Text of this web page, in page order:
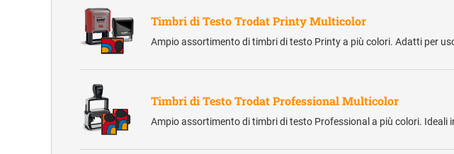
Timbri di Testo Trodat Printy Multicolor
Ampio assortimento di timbri di testo Printy a più colori. Adatti per
Timbri di Testo Trodat Professional Multicolor
Ampio assortimento di timbri di testo Professional a più colori. Ideali